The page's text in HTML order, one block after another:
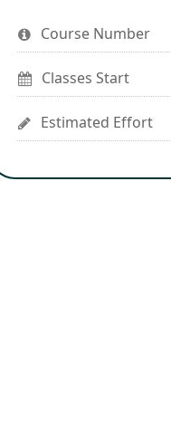
enrolled
in
this
course
say
Course Number
Classes Start
Estimated Effort